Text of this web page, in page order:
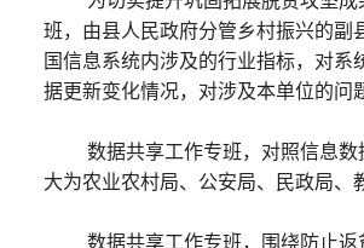
班，由县人民政府分管乡村振兴的副
国信息系统内涉及的行业指标，对
据更新变化情况，对涉及本单位的问
数据共享工作专班，对照信息
大为农业农村局、公安局、民政局、
数据共享工作专班，围绕防止